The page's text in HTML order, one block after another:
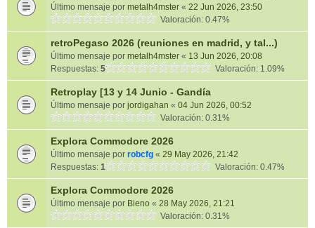
Último mensaje por metalh4mster « 22 Jun 2026, 23:50
Valoración: 0.47%
retroPegaso 2026 (reuniones en madrid, y tal...)
Último mensaje por metalh4mster « 13 Jun 2026, 20:08
Respuestas: 5 Valoración: 1.09%
Retroplay [13 y 14 Junio - Gandía
Último mensaje por jordigahan « 04 Jun 2026, 00:52
Valoración: 0.31%
Explora Commodore 2026
Último mensaje por robcfg « 29 May 2026, 21:42
Respuestas: 1 Valoración: 0.47%
Explora Commodore 2026
Último mensaje por Bieno « 28 May 2026, 21:21
Valoración: 0.31%